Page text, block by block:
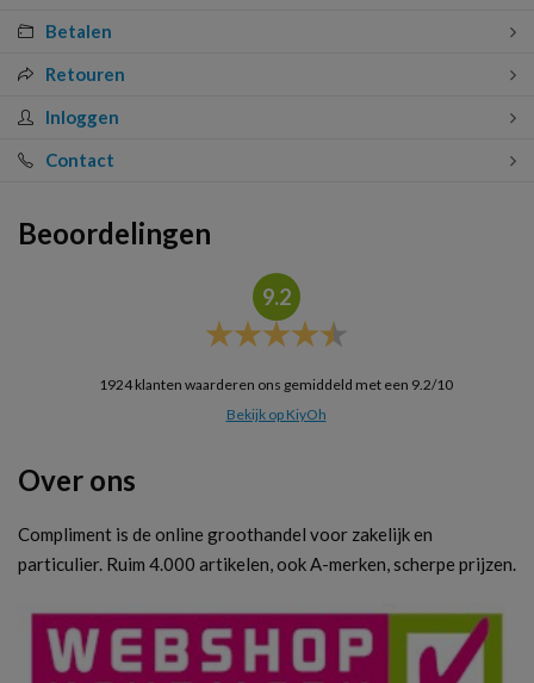
Betalen
Retouren
Inloggen
Contact
Beoordelingen
9.2
1924klanten waarderen ons gemiddeld met een 9.2/10
Bekijk op KiyOh
Over ons
Compliment is de online groothandel voor zakelijk en
particulier. Ruim 4.000 artikelen, ook A-merken, scherpe prijzen.